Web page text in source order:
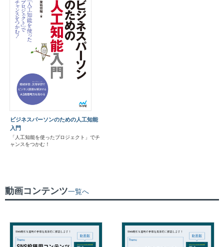
ビジネスパーソンのための人工知能
入門
「人工知能を使ったプロジェクト」でチ
ャンスをつかむ！
動画コンテンツ一覧へ